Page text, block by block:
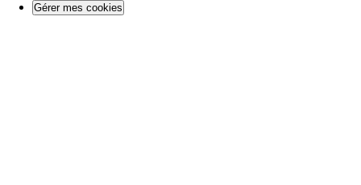
Gérer mes cookies